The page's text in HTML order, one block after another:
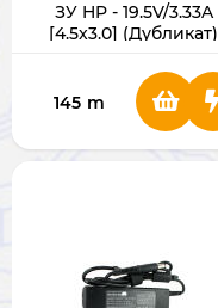
ЗУ HP - 19.5V/3.33A
[4.5x3.0] (Дубликат)
145 m